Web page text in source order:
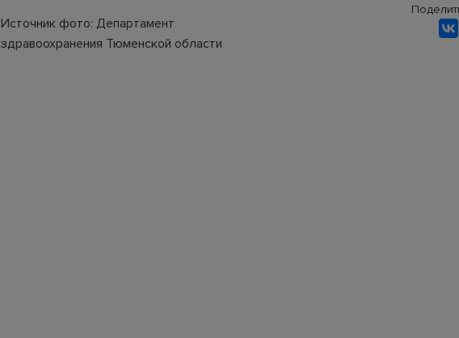
Источник фото: Департамент
здравоохранения Тюменской области